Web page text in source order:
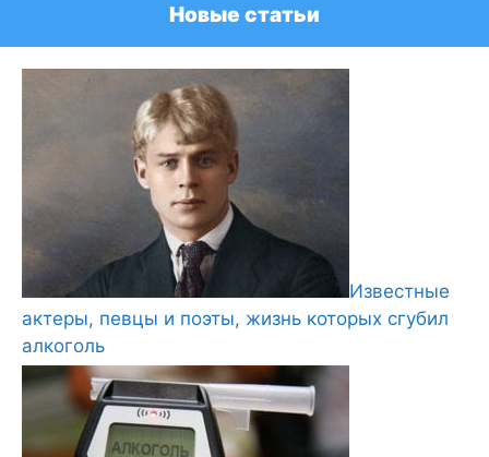
Новые статьи
Известные
актеры, певцы и поэты, жизнь которых сгубил
алкоголь